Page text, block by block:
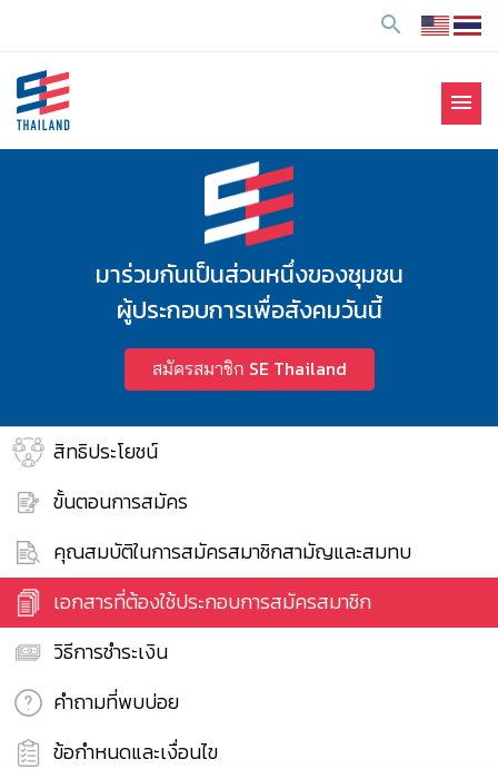
ยั
search
SE Thailand
มาร่วมกันสร้างสังคมให้ดีขึ้นกับธุรกิจเพื่อสังคม Social
menu
มาร่วมกันเป็นส่วนหนึ่งของชุมชน
ผู้ประกอบการเพื่อสังคมวันนี้
สมัครสมาชิก SE Thailand
สิทธิประโยชน์
ขั้นตอนการสมัคร
คุณสมบัติในการสมัครสมาชิกสามัญและสมทบ
เอกสารที่ต้องใช้ประกอบการสมัครสมาชิก
วิธีการชำระเงิน
คำถามที่พบบ่อย
ข้อกำหนดและเงื่อนไข